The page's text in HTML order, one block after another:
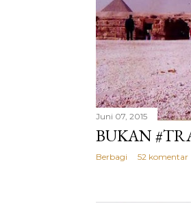
Juni 07, 2015
BUKAN
Berbagi 52 komentar